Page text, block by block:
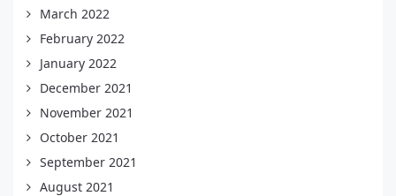
March 2022
February 2022
January 2022
December 2021
November 2021
October 2021
September 2021
August 2021